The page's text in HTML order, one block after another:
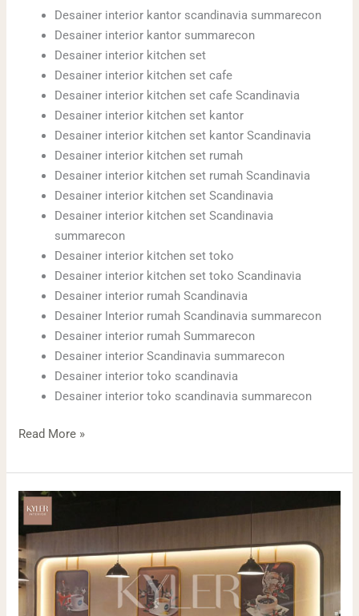
Desainer interior kantor scandinavia summarecon
Desainer interior kantor summarecon
Desainer interior kitchen set
Desainer interior kitchen set cafe
Desainer interior kitchen set cafe Scandinavia
Desainer interior kitchen set kantor
Desainer interior kitchen set kantor Scandinavia
Desainer interior kitchen set rumah
Desainer interior kitchen set rumah Scandinavia
Desainer interior kitchen set Scandinavia
Desainer interior kitchen set Scandinavia
summarecon
Desainer interior kitchen set toko
Desainer interior kitchen set toko Scandinavia
Desainer interior rumah Scandinavia
Desainer Interior rumah Scandinavia summarecon
Desainer interior rumah Summarecon
Desainer interior Scandinavia summarecon
Desainer interior toko scandinavia
Desainer interior toko scandinavia summarecon
Read More »
Kontraktor
Desainer
Interior
Cafe
Scandinavia